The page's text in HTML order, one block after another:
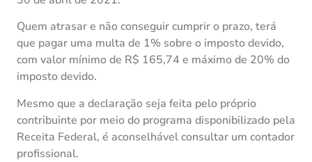
Quem atrasar e não conseguir cumprir o prazo, terá
que pagar uma multa de 1% sobre o imposto devido,
com valor mínimo de R$ 165,74 e máximo de 20% do
imposto devido.
Mesmo que a declaração seja feita pelo próprio
contribuinte por meio do programa disponibilizado pela
Receita Federal, é aconselhável consultar um contador
profissional.